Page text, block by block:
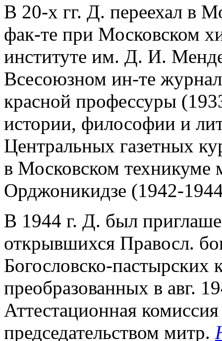
В 20-х гг. Д. переехал в
фак-те при Московском
институте им. Д. И.
Всесоюзном ин-те
красной профессуры
истории, философии и
Центральных газетных
в Московском
Орджоникидзе (1942-
В 1944 г. Д. был
открывшихся Правосл.
Богословско-пастырских
преобразованных в авг.
Аттестационная
председательством митр.